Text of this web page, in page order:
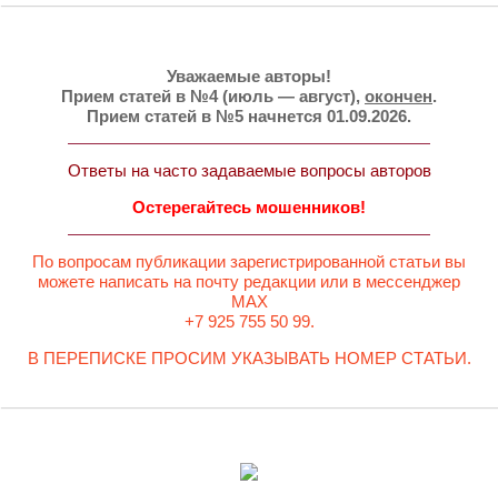
Уважаемые авторы!
Прием статей в №4 (июль — август), окончен.
Прием статей в №5 начнется 01.09.2026.
Ответы на часто задаваемые вопросы авторов
Остерегайтесь мошенников!
По вопросам публикации зарегистрированной статьи вы
можете написать на почту редакции или в мессенджер
MAX
+7 925 755 50 99.
В ПЕРЕПИСКЕ ПРОСИМ УКАЗЫВАТЬ НОМЕР СТАТЬИ.